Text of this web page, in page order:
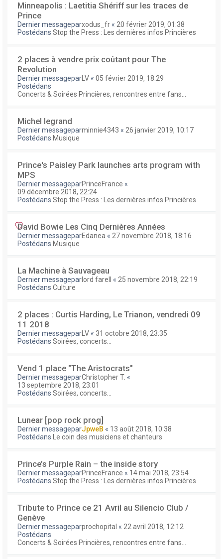
Minneapolis : Laetitia Shériff sur les traces de
Prince
Dernier messageparxodus_fr « 20 février 2019, 01:38
Postédans Stop the Press : Les dernières infos Princières
2 places à vendre prix coûtant pour The
Revolution
Dernier messagepar LV « 05 février 2019, 18:29
Postédans
Concerts & Soirées Princières, rencontres entre fans...
Michel legrand
Dernier messageparminnie4343 « 26 janvier 2019, 10:17
Postédans Musique
Prince's Paisley Park launches arts program with
MPS
Dernier messageparPrinceFrance «
09 décembre 2018, 22:24
Postédans Stop the Press : Les dernières infos Princières
David Bowie Les Cinq Dernières Années
Dernier messageparEdanea « 27 novembre 2018, 18:16
Postédans Musique
La Machine à Sauvageau
Dernier messageparlord farell « 25 novembre 2018, 22:19
Postédans Culture
2 places : Curtis Harding, Le Trianon, vendredi 09
11 2018
Dernier messagepar LV « 31 octobre 2018, 23:35
Postédans Soirées, concerts...
Vend 1 place "The Aristocrats"
Dernier messageparChristopher T. «
13 septembre 2018, 23:01
Postédans Soirées, concerts...
Lunear [pop rock prog]
Dernier messageparJpweB « 13 août 2018, 10:38
Postédans
Le coin des musiciens et chanteurs
Prince’s Purple Rain – the inside story
Dernier messageparPrinceFrance « 14 mai 2018, 23:54
Postédans Stop the Press : Les dernières infos Princières
Tribute to Prince ce 21 Avril au Silencio Club /
Genève
Dernier messageparprochopital « 22 avril 2018, 12:12
Postédans
Concerts & Soirées Princières, rencontres entre fans...